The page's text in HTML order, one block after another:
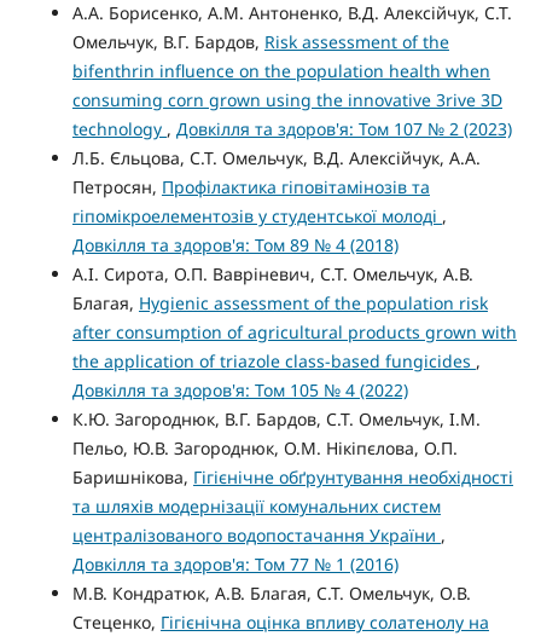
А.А. Борисенко, А.М. Антоненко, В.Д. Алексійчук, С.Т.
Омельчук, В.Г. Бардов, Risk assessment of the
bifenthrin influence on the population health when
consuming corn grown using the innovative 3rive 3D
technology , Довкілля та здоров'я: Том 107 № 2 (2023)
Л.Б. Єльцова, С.Т. Омельчук, В.Д. Алексійчук, А.А.
Петросян, Профілактика гіповітамінозів та
гіпомікроелементозів у студентської молоді ,
Довкілля та здоров'я: Том 89 № 4 (2018)
А.І. Сирота, О.П. Вавріневич, С.Т. Омельчук, А.В.
Благая, Hygienic assessment of the population risk
after consumption of agricultural products grown with
the application of triazole class-based fungicides ,
Довкілля та здоров'я: Том 105 № 4 (2022)
К.Ю. Загороднюк, В.Г. Бардов, С.Т. Омельчук, І.М.
Пельо, Ю.В. Загороднюк, О.М. Нікіпєлова, О.П.
Баришнікова, Гігієнічне обґрунтування необхідності
та шляхів модернізації комунальних систем
централізованого водопостачання України ,
Довкілля та здоров'я: Том 77 № 1 (2016)
М.В. Кондратюк, А.В. Благая, С.Т. Омельчук, О.В.
Стеценко, Гігієнічна оцінка впливу солатенолу на